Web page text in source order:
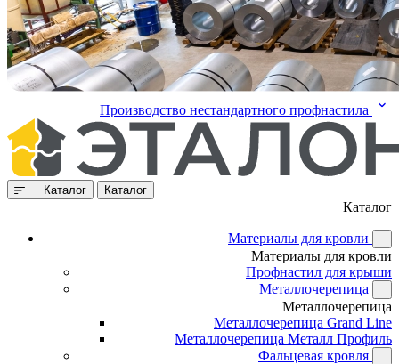
Производство нестандартного профнастила
Каталог Каталог
Каталог
Материалы для кровли
Материалы для кровли
Профнастил для крыши
Металлочерепица
Металлочерепица
Металлочерепица Grand Line
Металлочерепица Металл Профиль
Фальцевая кровля